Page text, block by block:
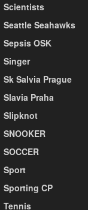
Scientists
Seattle Seahawks
Sepsis OSK
Singer
Sk Salvia Prague
Slavia Praha
Slipknot
SNOOKER
SOCCER
Sport
Sporting CP
Tennis